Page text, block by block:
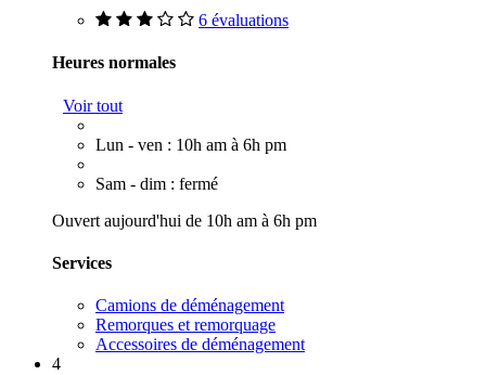
6 évaluations
Heures normales
Voir tout
Lun - ven : 10h am à 6h pm
Sam - dim : fermé
Ouvert aujourd'hui de 10h am à 6h pm
Services
Camions de déménagement
Remorques et remorquage
Accessoires de déménagement
4